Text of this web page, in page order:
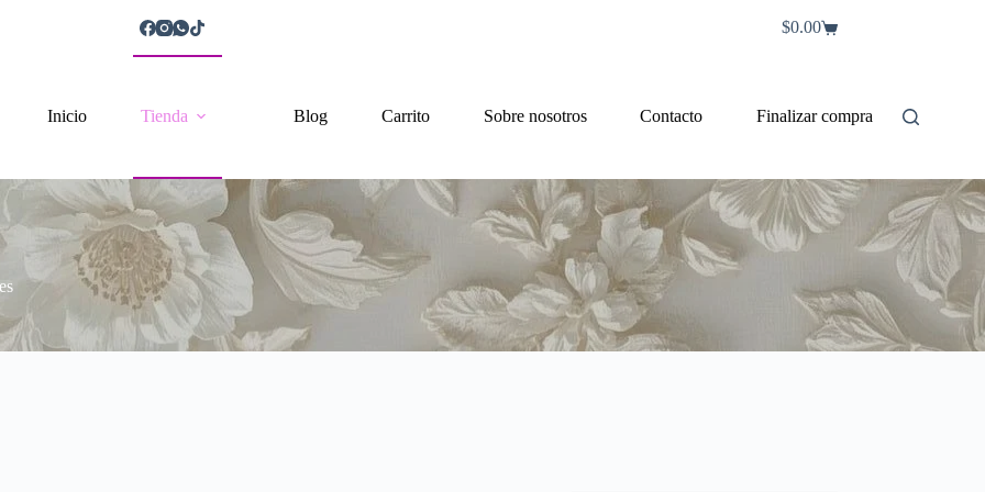
Carro
$0.00
Inicio Tienda Blog Carrito Sobre nosotros Contacto Finalizar compra